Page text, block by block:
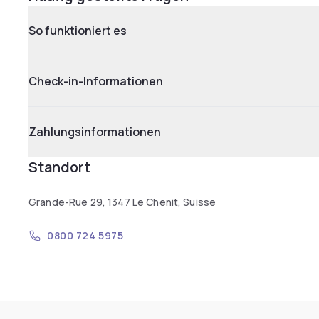
So funktioniert es
Check-in-Informationen
Zahlungsinformationen
Standort
Grande-Rue 29, 1347 Le Chenit, Suisse
0800 724 5975